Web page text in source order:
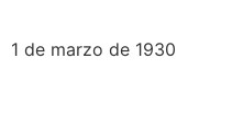
1 de marzo de 1930